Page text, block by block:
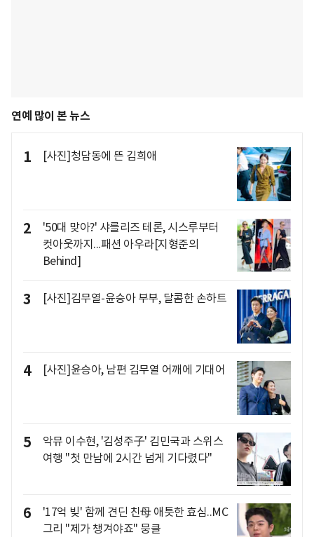
연예 많이 본 뉴스
1 [사진]청담동에 뜬 김희애
2
'50대 맞아?' 샤를리즈 테론, 시스루부터
컷아웃까지...패션 아우라[지형준의
Behind]
3 [사진]김무열-윤승아 부부, 달콤한 손하트
4 [사진]윤승아, 남편 김무열 어깨에 기대어
5
악뮤 이수현, '김성주子' 김민국과 스위스
여행 "첫 만남에 2시간 넘게 기다렸다"
6
'17억 빚' 함께 견딘 친母 애틋한 효심..MC
그리 "제가 챙겨야죠" 뭉클